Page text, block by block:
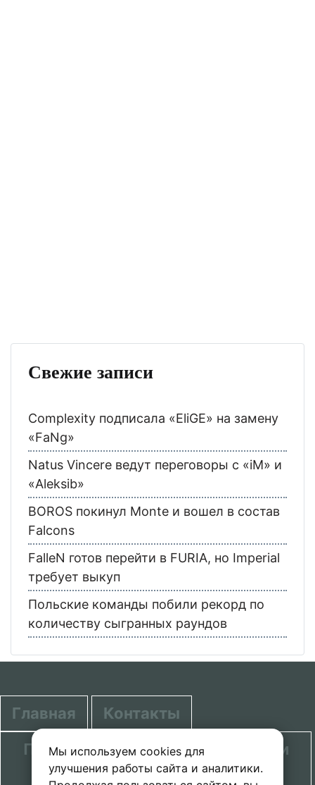
Мы используем cookies для
улучшения работы сайта и аналитики.
Свежие записи
Complexity подписала «EliGE» на замену
«FaNg»
Natus Vincere ведут переговоры с «iM» и
«Aleksib»
BOROS покинул Monte и вошел в состав
Falcons
FalleN готов перейти в FURIA, но Imperial
требует выкуп
Польские команды побили рекорд по
количеству сыгранных раундов
Главная
Контакты
Политика в отношении обработки
персональных данных